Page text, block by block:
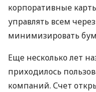
корпоративные
управлять всем
минимизировать
Еще несколько лет
приходилось
компаний. Счет